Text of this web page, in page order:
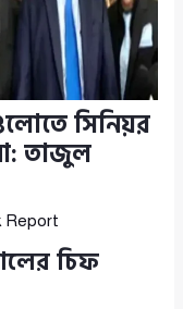
সিনিয়র
তাজুল
Report
চিফ